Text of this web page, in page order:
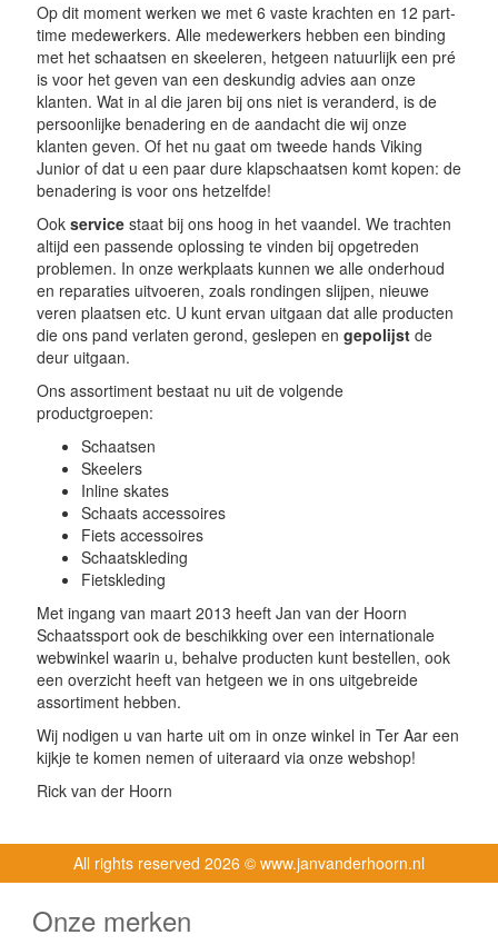
Op dit moment werken we met 6 vaste krachten en 12 part-
time medewerkers. Alle medewerkers hebben een binding
met het schaatsen en skeeleren, hetgeen natuurlijk een pré
is voor het geven van een deskundig advies aan onze
klanten. Wat in al die jaren bij ons niet is veranderd, is de
persoonlijke benadering en de aandacht die wij onze
klanten geven. Of het nu gaat om tweede hands Viking
Junior of dat u een paar dure klapschaatsen komt kopen: de
benadering is voor ons hetzelfde!
Ook service staat bij ons hoog in het vaandel. We trachten
altijd een passende oplossing te vinden bij opgetreden
problemen. In onze werkplaats kunnen we alle onderhoud
en reparaties uitvoeren, zoals rondingen slijpen, nieuwe
veren plaatsen etc. U kunt ervan uitgaan dat alle producten
die ons pand verlaten gerond, geslepen en gepolijst de
deur uitgaan.
Ons assortiment bestaat nu uit de volgende
productgroepen:
Schaatsen
Skeelers
Inline skates
Schaats accessoires
Fiets accessoires
Schaatskleding
Fietskleding
Met ingang van maart 2013 heeft Jan van der Hoorn
Schaatssport ook de beschikking over een internationale
webwinkel waarin u, behalve producten kunt bestellen, ook
een overzicht heeft van hetgeen we in ons uitgebreide
assortiment hebben.
Wij nodigen u van harte uit om in onze winkel in Ter Aar een
kijkje te komen nemen of uiteraard via onze webshop!
Rick van der Hoorn
All rights reserved 2026 © www.janvanderhoorn.nl
Onze merken